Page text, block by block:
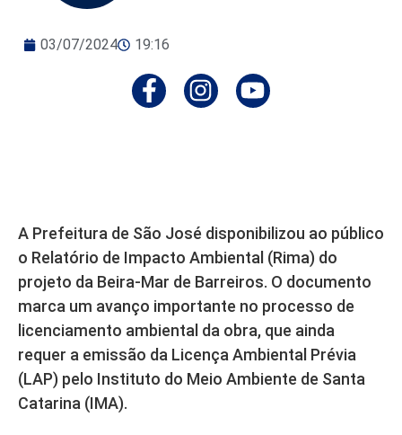
03/07/2024 19:16
A Prefeitura de São José disponibilizou ao público
o Relatório de Impacto Ambiental (Rima) do
projeto da Beira-Mar de Barreiros. O documento
marca um avanço importante no processo de
licenciamento ambiental da obra, que ainda
requer a emissão da Licença Ambiental Prévia
(LAP) pelo Instituto do Meio Ambiente de Santa
Catarina (IMA).